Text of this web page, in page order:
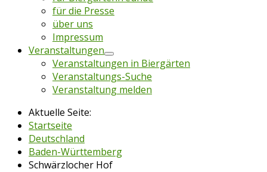
für die Presse
über uns
Impressum
Veranstaltungen
Veranstaltungen in Biergärten
Veranstaltungs-Suche
Veranstaltung melden
Aktuelle Seite:
Startseite
Deutschland
Baden-Württemberg
Schwärzlocher Hof